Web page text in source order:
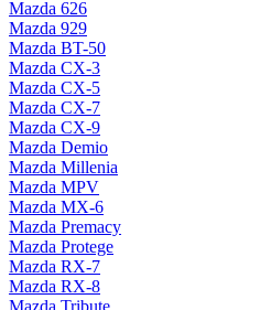
Mazda 626
Mazda 929
Mazda BT-50
Mazda CX-3
Mazda CX-5
Mazda CX-7
Mazda CX-9
Mazda Demio
Mazda Millenia
Mazda MPV
Mazda MX-6
Mazda Premacy
Mazda Protege
Mazda RX-7
Mazda RX-8
Mazda Tribute